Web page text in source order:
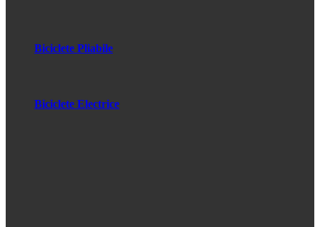
Biciclete Pliabile
Biciclete Electrice